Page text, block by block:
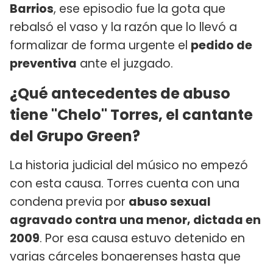
Barrios, ese episodio fue la gota que
rebalsó el vaso y la razón que lo llevó a
formalizar de forma urgente el pedido de
preventiva ante el juzgado.
¿Qué antecedentes de abuso
tiene "Chelo" Torres, el cantante
del Grupo Green?
La historia judicial del músico no empezó
con esta causa. Torres cuenta con una
condena previa por abuso sexual
agravado contra una menor, dictada en
2009. Por esa causa estuvo detenido en
varias cárceles bonaerenses hasta que